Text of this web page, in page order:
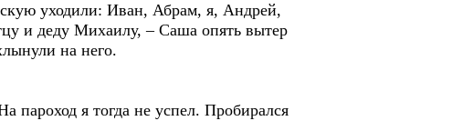
уходили: Иван, Абрам, я, Андрей,
и деду Михаилу, – Саша опять вытер
на него.
я тогда не успел. Пробирался